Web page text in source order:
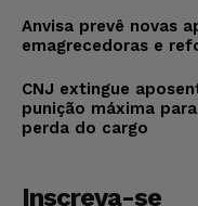
Anvisa prevê novas
emagrecedoras e
CNJ extingue
punição máxima
perda do cargo
Inscreva-se